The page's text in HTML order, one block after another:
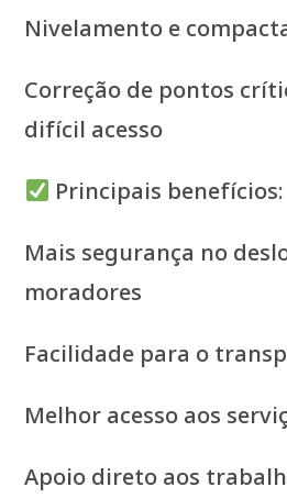
Nivelamento e
Correção de pontos
difícil acesso
Principais benefícios:
Mais segurança no
moradores
Facilidade para o
Melhor acesso aos
Apoio direto aos